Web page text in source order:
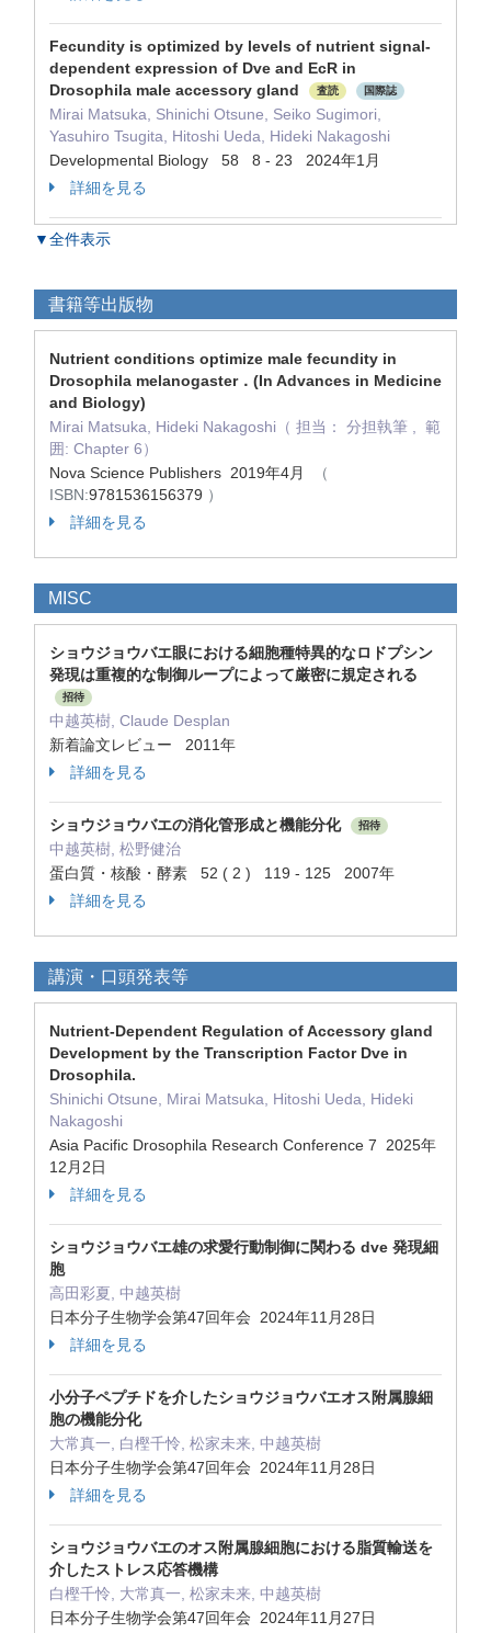
Fecundity is optimized by levels of nutrient signal-
dependent expression of Dve and EcR in
Drosophila male accessory gland
査読 国際誌
Mirai Matsuka, Shinichi Otsune, Seiko Sugimori,
Yasuhiro Tsugita, Hitoshi Ueda, Hideki Nakagoshi
Developmental Biology 58 8 - 23 2024年1月
詳細を見る
▼全件表示
書籍等出版物
Nutrient conditions optimize male fecundity in
Drosophila melanogaster．(In Advances in Medicine
and Biology)
Mirai Matsuka, Hideki Nakagoshi（ 担当： 分担執筆 , 範
囲: Chapter 6）
Nova Science Publishers 2019年4月
（
ISBN:9781536156379 ）
詳細を見る
MISC
ショウジョウバエ眼における細胞種特異的なロドプシン
発現は重複的な制御ループによって厳密に規定される
招待
中越英樹, Claude Desplan
新着論文レビュー 2011年
詳細を見る
ショウジョウバエの消化管形成と機能分化 招待
中越英樹, 松野健治
蛋白質・核酸・酵素 52 ( 2 ) 119 - 125 2007年
詳細を見る
講演・口頭発表等
Nutrient-Dependent Regulation of Accessory gland
Development by the Transcription Factor Dve in
Drosophila.
Shinichi Otsune, Mirai Matsuka, Hitoshi Ueda, Hideki
Nakagoshi
Asia Pacific Drosophila Research Conference 7 2025年
12月2日
詳細を見る
ショウジョウバエ雄の求愛行動制御に関わる dve 発現細
胞
高田彩夏, 中越英樹
日本分子生物学会第47回年会 2024年11月28日
詳細を見る
小分子ペプチドを介したショウジョウバエオス附属腺細
胞の機能分化
大常真一, 白樫千怜, 松家未来, 中越英樹
日本分子生物学会第47回年会 2024年11月28日
詳細を見る
ショウジョウバエのオス附属腺細胞における脂質輸送を
介したストレス応答機構
白樫千怜, 大常真一, 松家未来, 中越英樹
日本分子生物学会第47回年会 2024年11月27日